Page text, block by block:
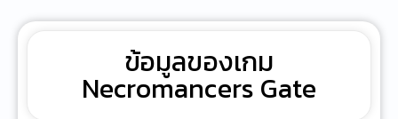
ข้อมูลของเกม
Necromancers Gate